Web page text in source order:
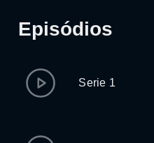
Episódios
Serie 1